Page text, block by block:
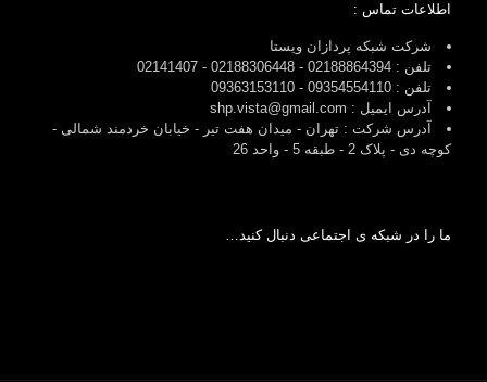
اطلاعات تماس :
شرکت شبکه پردازان ویستا
تلفن : 02188864394 - 02188306448 - 02141407
تلفن : 09354554110 - 09363153110
آدرس ایمیل : shp.vista@gmail.com
آدرس شرکت : تهران - میدان هفت تیر - خیابان خردمند شمالی -
کوچه دی - پلاک 2 - طبقه 5 - واحد 26
ما را در شبکه ی اجتماعی دنبال کنید…